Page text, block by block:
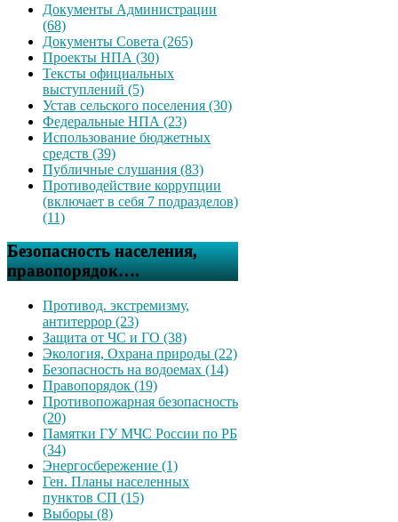
Документы Администрации
(68)
Документы Совета (265)
Проекты НПА (30)
Тексты официальных
выступлений (5)
Устав сельского поселения (30)
Федеральные НПА (23)
Использование бюджетных
средств (39)
Публичные слушания (83)
Противодействие коррупции
(включает в себя 7 подразделов)
(11)
Безопасность населения,
правопорядок….
Противод. экстремизму,
антитеррор (23)
Защита от ЧС и ГО (38)
Экология, Охрана природы (22)
Безопасность на водоемах (14)
Правопорядок (19)
Противопожарная безопасность
(20)
Памятки ГУ МЧС России по РБ
(34)
Энергосбережение (1)
Ген. Планы населенных
пунктов СП (15)
Выборы (8)